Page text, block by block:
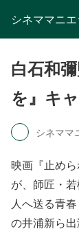
シネママニエ
白石和
を』キ
シネママ
映画『止め
が、師匠・
人へ送る青
の井浦新ら出